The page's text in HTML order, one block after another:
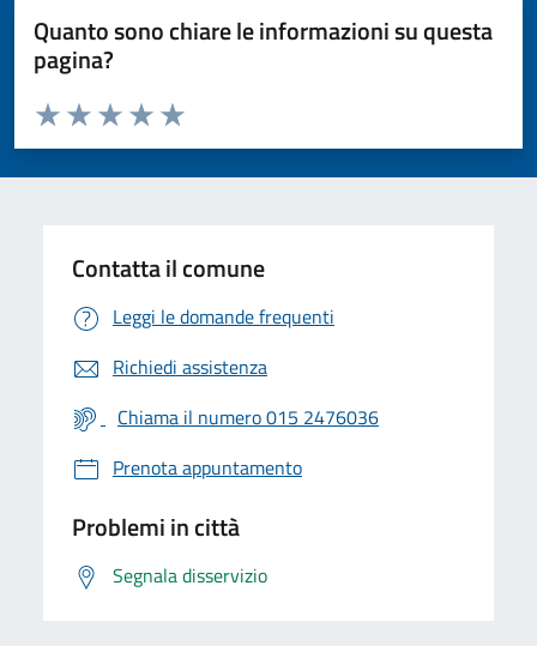
Quanto sono chiare le informazioni su questa
pagina?
Valuta da 1 a 5 stelle la pagina
Valuta 5 stelle su 5
Valuta 4 stelle su 5
Valuta 3 stelle su 5
Valuta 2 stelle su 5
Valuta 1 stelle su 5
Contatta il comune
Leggi le domande frequenti
Richiedi assistenza
Chiama il numero 015 2476036
Prenota appuntamento
Problemi in città
Segnala disservizio